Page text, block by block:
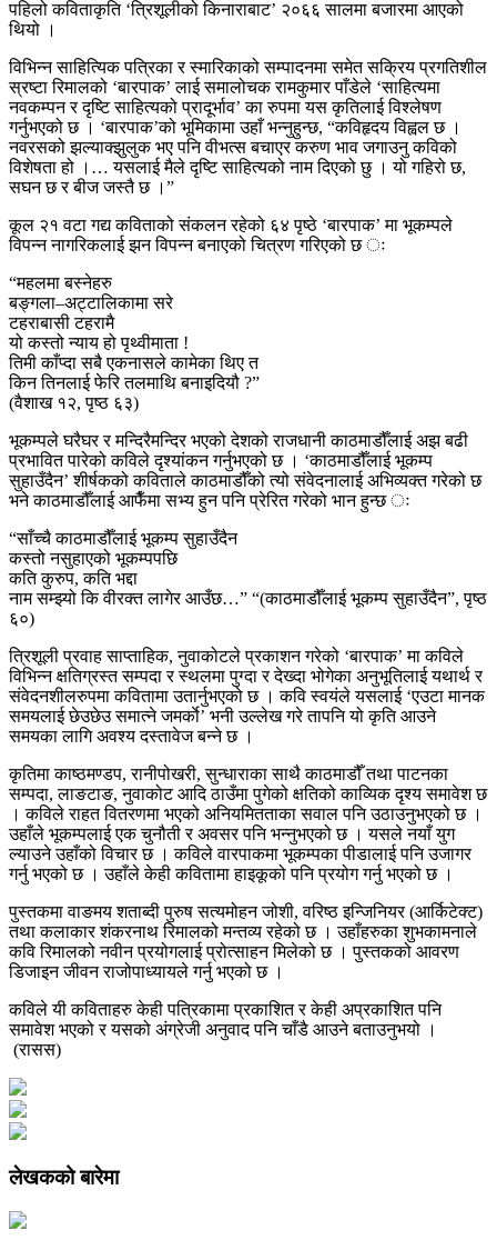
पहिलो कविताकृति ‘त्रिशूलीको किनाराबाट’ २०६६ सालमा बजारमा आएको
थियो ।
विभिन्न साहित्यिक पत्रिका र स्मारिकाको सम्पादनमा समेत सक्रिय प्रगतिशील
स्रष्टा रिमालको ‘बारपाक’ लाई समालोचक रामकुमार पाँडेले ‘साहित्यमा
नवकम्पन र दृष्टि साहित्यको प्रादूर्भाव’ का रुपमा यस कृतिलाई विश्लेषण
गर्नुभएको छ । ‘बारपाक’को भूमिकामा उहाँ भन्नुहुन्छ, “कविहृदय विह्वल छ ।
नवरसको झल्याक्झुलुक भए पनि वीभत्स बचाएर करुण भाव जगाउनु कविको
विशेषता हो ।… यसलाई मैले दृष्टि साहित्यको नाम दिएको छु । यो गहिरो छ,
सघन छ र बीज जस्तै छ ।”
कूल २१ वटा गद्य कविताको संकलन रहेको ६४ पृष्ठे ‘बारपाक’ मा भूकम्पले
विपन्न नागरिकलाई झन विपन्न बनाएको चित्रण गरिएको छ ः
“महलमा बस्नेहरु
बङ्गला–अट्टालिकामा सरे
टहराबासी टहरामै
यो कस्तो न्याय हो पृथ्वीमाता !
तिमी काँप्दा सबै एकनासले कामेका थिए त
किन तिनलाई फेरि तलमाथि बनाइदियौ ?”
(वैशाख १२, पृष्ठ ६३)
भूकम्पले घरैघर र मन्दिरैमन्दिर भएको देशको राजधानी काठमाडौँलाई अझ बढी
प्रभावित पारेको कविले दृश्यांकन गर्नुभएको छ । ‘काठमाडौँलाई भूकम्प
सुहाउँदैन’ शीर्षकको कविताले काठमाडौँको त्यो संवेदनालाई अभिव्यक्त गरेको छ
भने काठमाडौँलाई आफैँमा सभ्य हुन पनि प्रेरित गरेको भान हुन्छ ः
“साँच्चै काठमाडौँलाई भूकम्प सुहाउँदैन
कस्तो नसुहाएको भूकम्पपछि
कति कुरुप, कति भद्दा
नाम सम्झ्यो कि वीरक्त लागेर आउँछ…” “(काठमाडौँलाई भूकम्प सुहाउँदैन”, पृष्ठ
६०)
त्रिशूली प्रवाह साप्ताहिक, नुवाकोटले प्रकाशन गरेको ‘बारपाक’ मा कविले
विभिन्न क्षतिग्रस्त सम्पदा र स्थलमा पुग्दा र देख्दा भोगेका अनुभूतिलाई यथार्थ र
संवेदनशीलरुपमा कवितामा उतार्नुभएको छ । कवि स्वयंले यसलाई ‘एउटा मानक
समयलाई छेउछेउ समात्ने जमर्काे’ भनी उल्लेख गरे तापनि यो कृति आउने
समयका लागि अवश्य दस्तावेज बन्ने छ ।
कृतिमा काष्ठमण्डप, रानीपोखरी, सुन्धाराका साथै काठमाडौँ तथा पाटनका
सम्पदा, लाङटाङ, नुवाकोट आदि ठाउँमा पुगेको क्षतिको काव्यिक दृश्य समावेश छ
। कविले राहत वितरणमा भएको अनियमितताका सवाल पनि उठाउनुभएको छ ।
उहाँले भूकम्पलाई एक चुनौती र अवसर पनि भन्नुभएको छ । यसले नयाँ युग
ल्याउने उहाँको विचार छ । कविले वारपाकमा भूकम्पका पीडालाई पनि उजागर
गर्नु भएको छ । उहाँले केही कवितामा हाइकूको पनि प्रयोग गर्नु भएको छ ।
पुस्तकमा वाङमय शताब्दी पुरुष सत्यमोहन जोशी, वरिष्ठ इन्जिनियर (आर्किटेक्ट)
तथा कलाकार शंकरनाथ रिमालको मन्तव्य रहेको छ । उहाँहरुका शुभकामनाले
कवि रिमालको नवीन प्रयोगलाई प्रोत्साहन मिलेको छ । पुस्तकको आवरण
डिजाइन जीवन राजोपाध्यायले गर्नु भएको छ ।
कविले यी कविताहरु केही पत्रिकामा प्रकाशित र केही अप्रकाशित पनि
समावेश भएको र यसको अंग्रेजी अनुवाद पनि चाँडै आउने बताउनुभयो ।
(रासस)
लेखकको बारेमा